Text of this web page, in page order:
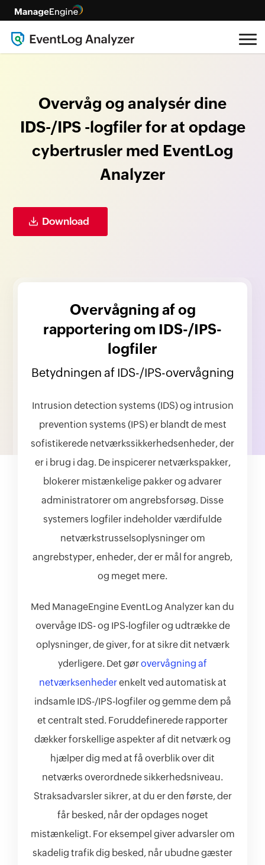
Overvåg og analysér dine
IDS-/IPS-logfiler for at opdage
cybertrusler med EventLog
Analyzer
Download
Overvågning af og
rapportering om IDS-/IPS-
logfiler
Betydningen af IDS-/IPS-overvågning
Intrusion detection systems (IDS) og intrusion
prevention systems (IPS) er blandt de mest
sofistikerede netværkssikkerhedsenheder, der
er i brug i dag. De inspicerer netværkspakker,
blokerer mistænkelige pakker og advarer
administratorer om angrebsforsøg. Disse
systemers logfiler indeholder værdifulde
netværkstrusselsoplysninger om
angrebstyper, enheder, der er mål for angreb,
og meget mere.
Med ManageEngine EventLog Analyzer kan du
overvåge IDS- og IPS-logfiler og udtrække de
oplysninger, de giver, for at sikre dit netværk
yderligere. Det gørovervågning af
netværksenhederenkelt ved automatisk at
indsamle IDS-/IPS-logfiler og gemme dem på
et centralt sted. Foruddefinerede rapporter
dækker forskellige aspekter af dit netværk og
hjælper dig med at få overblik over dit
netværks overordnede sikkerhedsniveau.
Straksadvarsler sikrer, at du er den første, der
får besked, når der opdages noget
mistænkeligt. For eksempel giver advarsler om
skadelig trafik dig besked, når ubudne gæster